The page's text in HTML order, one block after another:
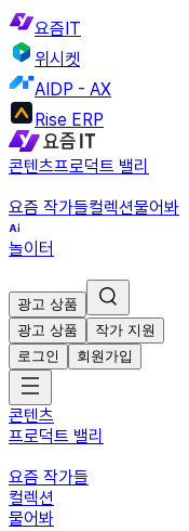
요즘IT
위시켓
AIDP - AX
Rise ERP
콘텐츠프로덕트 밸리
요즘 작가들컬렉션물어봐
놀이터
광고 상품
광고 상품
작가 지원
로그인
회원가입
콘텐츠
프로덕트 밸리
요즘 작가들
컬렉션
물어봐